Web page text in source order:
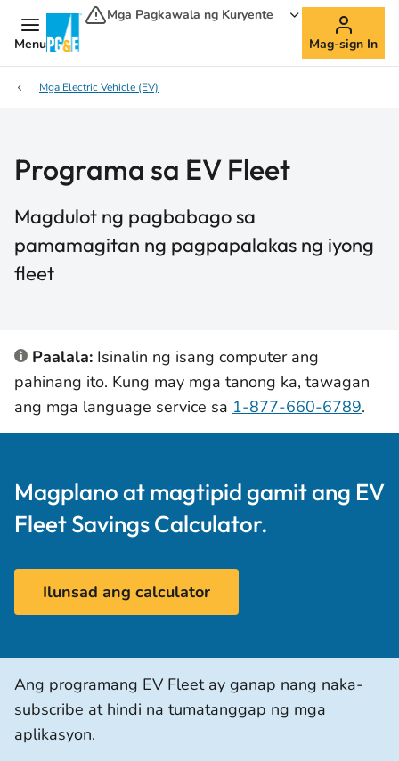
Menu
Mga Pagkawala ng Kuryente
Mag-sign In
Mga Electric Vehicle (EV)
Programa sa EV Fleet
Magdulot ng pagbabago sa
pamamagitan ng pagpapalakas ng iyong
fleet
Paalala: Isinalin ng isang computer ang
pahinang ito. Kung may mga tanong ka, tawagan
ang mga language service sa 1-877-660-6789.
Magplano at magtipid gamit ang EV
Fleet Savings Calculator.
Ilunsad ang calculator
Ang programang EV Fleet ay ganap nang naka-
subscribe at hindi na tumatanggap ng mga
aplikasyon.